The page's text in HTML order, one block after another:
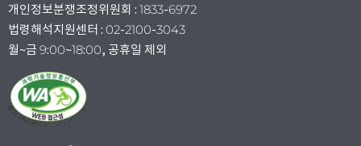
개인정보분쟁조정위원회 : 1833-6972
법령해석지원센터 : 02-2100-3043
월~금 9:00~18:00, 공휴일 제외